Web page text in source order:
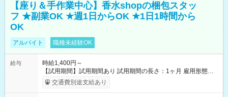
【座り＆手作業中心】香水shopの梱包スタッ
フ ★副業OK ★週1日からOK ★1日1時間から
OK
アルバイト 職種未経験OK
給与
時給1,400円～
【試用期間】試用期間あり 試用期間の長さ：1ヶ月 雇用形態、
給与は本採用時と同じです。
交通費別途支給あり